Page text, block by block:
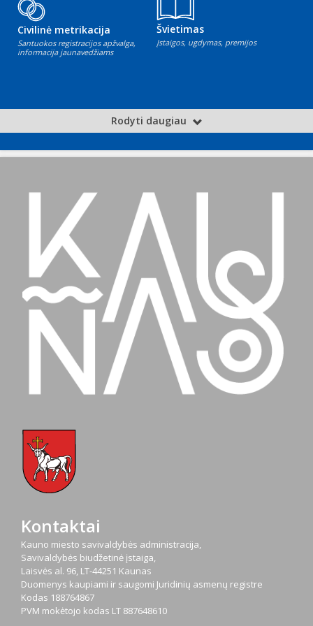
Civilinė metrikacija
Santuokos registracijos apžvalga,
informacija jaunavedžiams
Švietimas
Įstaigos, ugdymas, premijos
Rodyti daugiau
Kontaktai
Kauno miesto savivaldybės administracija,
Savivaldybės biudžetinė įstaiga,
Laisvės al. 96, LT-44251 Kaunas
Duomenys kaupiami ir saugomi Juridinių asmenų registre
Kodas 188764867
PVM mokėtojo kodas LT 887648610